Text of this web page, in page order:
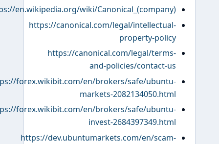
https://en.wikipedia.org/wiki/Canonical_(company)
https://canonical.com/legal/intellectual-
property-policy
https://canonical.com/legal/terms-
and-policies/contact-us
https://forex.wikibit.com/en/brokers/safe/ubuntu-
markets-2082134050.html
https://forex.wikibit.com/en/brokers/safe/ubuntu-
invest-2684397349.html
https://dev.ubuntumarkets.com/en/scam-